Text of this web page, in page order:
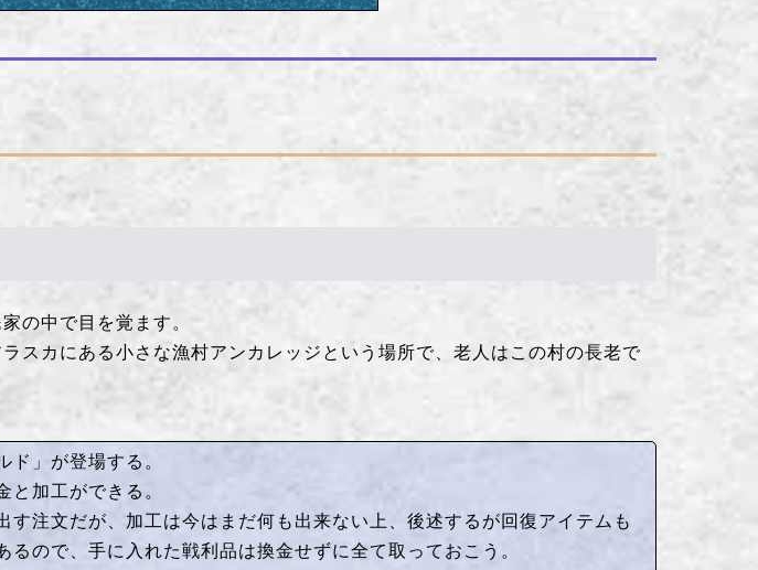
の中で目を覚ます。
スカにある小さな漁村アンカレッジという場所で、老人はこの村の長老で
ド」が登場する。
と加工ができる。
す注文だが、加工は今はまだ何も出来ない上、後述するが回復アイテムも
るので、手に入れた戦利品は換金せずに全て取っておこう。